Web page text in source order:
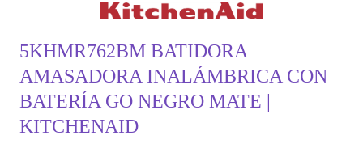
5KHMR762BM BATIDORA
AMASADORA INALÁMBRICA CON
BATERÍA GO NEGRO MATE |
KITCHENAID